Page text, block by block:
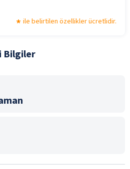
ile belirtilen özellikler ücretlidir.
Bilgiler